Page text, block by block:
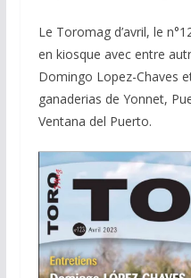
Le Toromag d’avril, le
en kiosque avec entre
Domingo Lopez-Chaves
ganaderias de Yonnet,
Ventana del Puerto.